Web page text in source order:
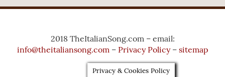
2018 TheItalianSong.com – email:
info@theitaliansong.com– Privacy Policy – sitemap
Privacy & Cookies Policy